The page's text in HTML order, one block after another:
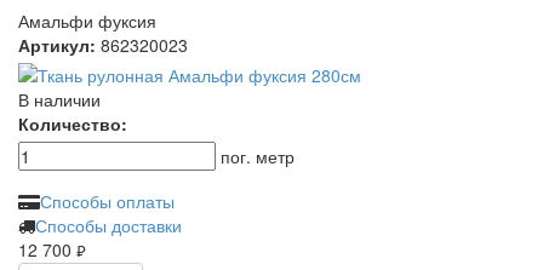
Амальфи фуксия
Артикул: 862320023
В наличии
Количество:
пог. метр
Способы оплаты
Способы доставки
12 700 руб.